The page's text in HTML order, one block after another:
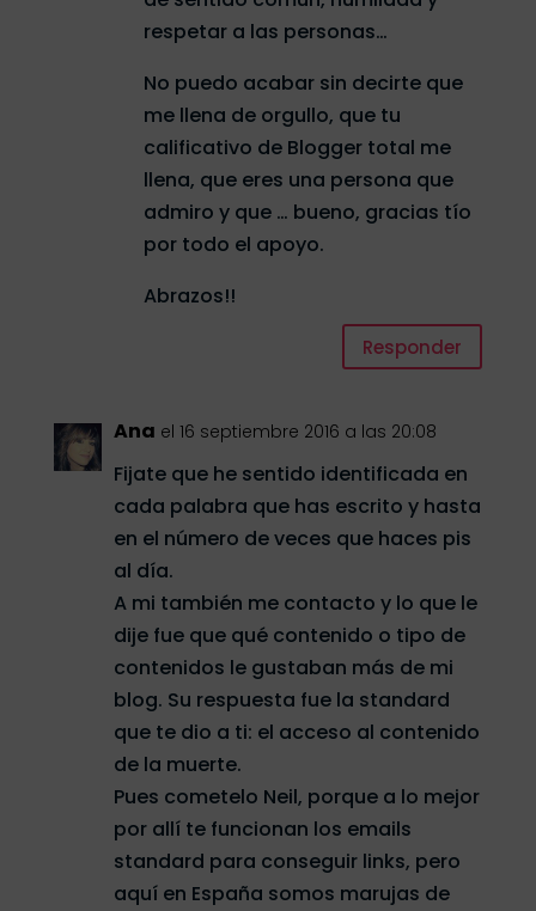
respetar a las personas…
No puedo acabar sin decirte que
me llena de orgullo, que tu
calificativo de Blogger total me
llena, que eres una persona que
admiro y que … bueno, gracias tío
por todo el apoyo.
Abrazos!!
Responder
Ana el 16 septiembre 2016 a las 20:08
Fijate que he sentido identificada en
cada palabra que has escrito y hasta
en el número de veces que haces pis
al día.
A mi también me contacto y lo que le
dije fue que qué contenido o tipo de
contenidos le gustaban más de mi
blog. Su respuesta fue la standard
que te dio a ti: el acceso al contenido
de la muerte.
Pues cometelo Neil, porque a lo mejor
por allí te funcionan los emails
standard para conseguir links, pero
aquí en España somos marujas de